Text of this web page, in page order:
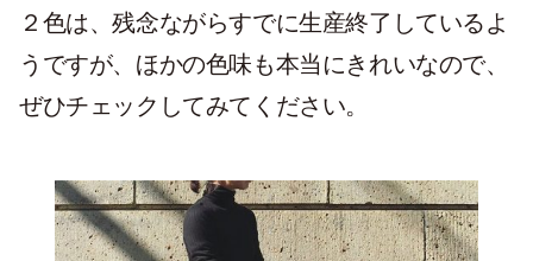
２色は、残念ながらすでに生産終了しているよ
うですが、ほかの色味も本当にきれいなので、
ぜひチェックしてみてください。